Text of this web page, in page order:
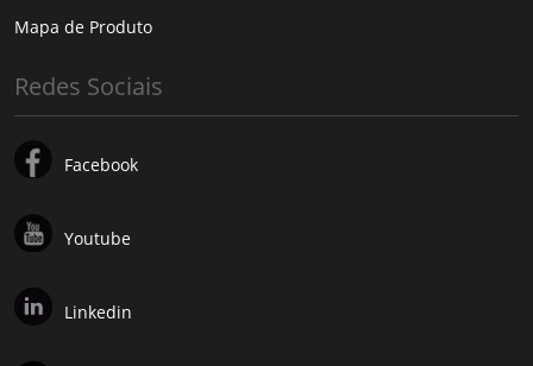
Mapa de Produto
Redes Sociais
Facebook
Youtube
Linkedin